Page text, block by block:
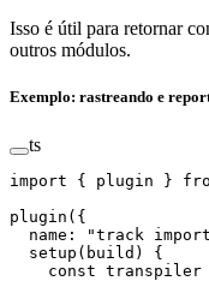
Isso é útil para retornar
outros módulos.
Exemplo: rastreando e
ts
import { plugin }
plugin ({
  name:
"track
  setup
( build ) {
    const
transpiler